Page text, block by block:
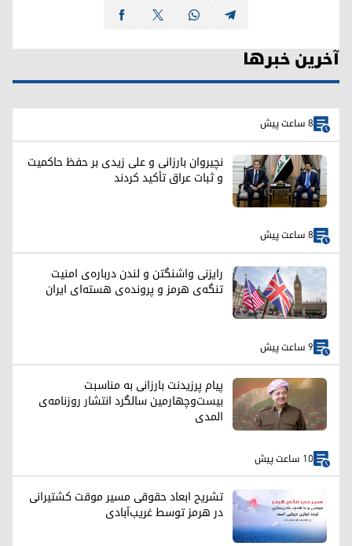
آخرین خبرها
8 ساعت پیش
نچیروان بارزانی و علی زیدی بر حفظ حاکمیت
و ثبات عراق تأکید کردند
8 ساعت پیش
رایزنی واشنگتن و لندن درباره‌ی امنیت
تنگه‌ی هرمز و پرونده‌ی هسته‌ای ایران
9 ساعت پیش
پیام پرزیدنت بارزانی به مناسبت
بیست‌وچهارمین سالگرد انتشار روزنامه‌ی
المدی
10 ساعت پیش
تشریح ابعاد حقوقی مسیر موقت کشتیرانی
در هرمز توسط غریب‌آبادی